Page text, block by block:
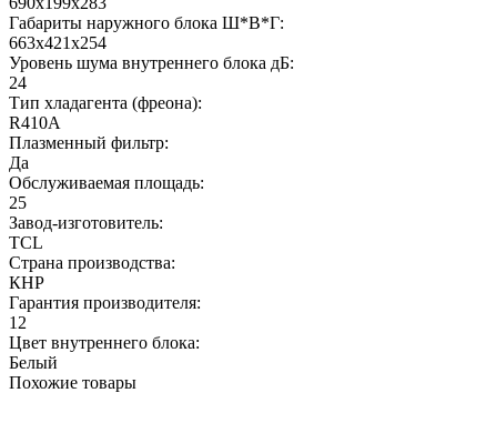
Габариты наружного блока Ш*В*Г:
663х421х254
Уровень шума внутреннего блока дБ:
24
Тип хладагента (фреона):
R410A
Плазменный фильтр:
Да
Обслуживаемая площадь:
25
Завод-изготовитель:
TCL
Страна производства:
КНР
Гарантия производителя:
12
Цвет внутреннего блока:
Белый
Похожие товары